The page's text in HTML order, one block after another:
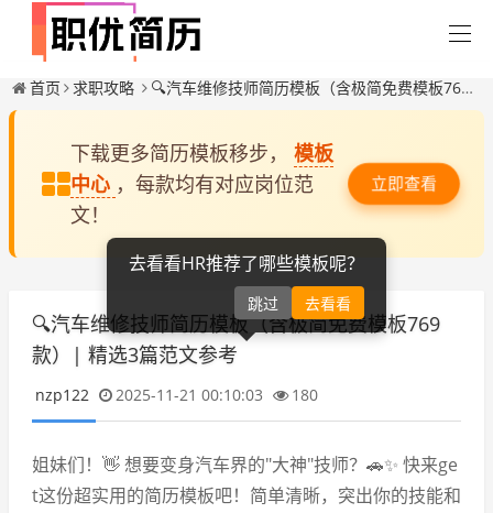
首页 求职攻略 🔍汽车维修技师简历模板（含极简免费模板769款）| 精选3篇范文参考
下载更多简历模板移步， 模板
中心 ，每款均有对应岗位范
文！
立即查看
🔍汽车维修技师简历模板（含极简免费模板769
款）| 精选3篇范文参考
nzp122 2025-11-21 00:10:03 180
姐妹们！👋 想要变身汽车界的"大神"技师？🚗✨ 快来ge
t这份超实用的简历模板吧！简单清晰，突出你的技能和
去看看HR推荐了哪些模板呢？
跳过 去看看